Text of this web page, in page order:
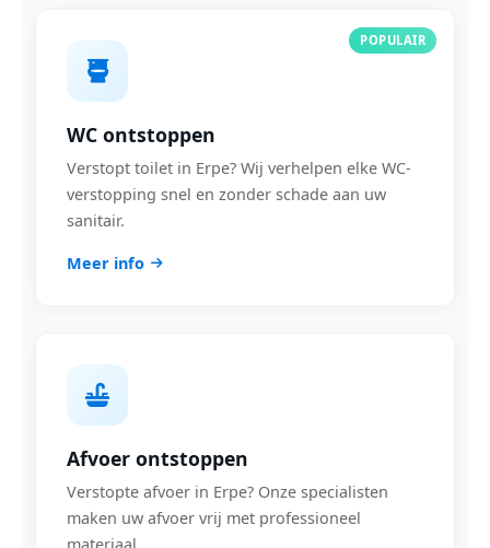
POPULAIR
WC ontstoppen
Verstopt toilet in Erpe? Wij verhelpen elke WC-
verstopping snel en zonder schade aan uw
sanitair.
Meer info
Afvoer ontstoppen
Verstopte afvoer in Erpe? Onze specialisten
maken uw afvoer vrij met professioneel